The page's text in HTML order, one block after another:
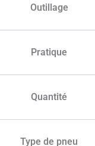
Outillage
Pratique
Quantité
Type de pneu